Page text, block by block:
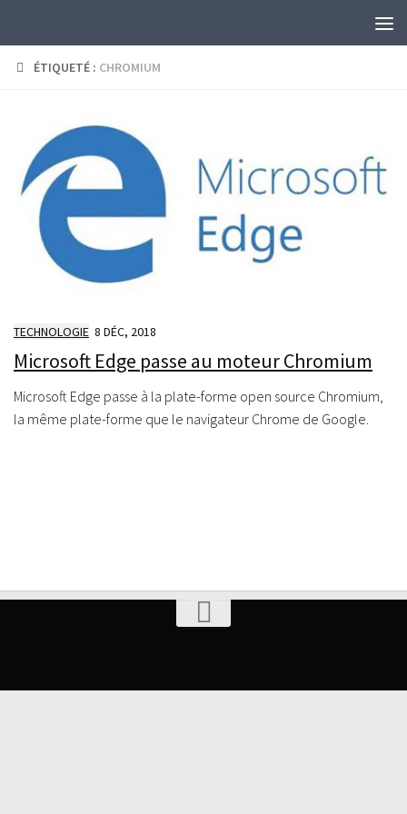
ÉTIQUETÉ : CHROMIUM
TECHNOLOGIE 8 DÉC, 2018
Microsoft Edge passe au moteur Chromium
Microsoft Edge passe à la plate-forme open source Chromium,
la même plate-forme que le navigateur Chrome de Google.